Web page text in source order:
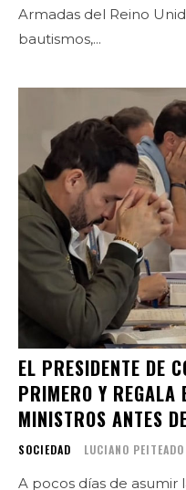
Armadas del Reino
bautismos,...
EL PRESIDENTE DE
PRIMERO Y
MINISTROS ANTES
SOCIEDAD LUCIANO PEITEADO
A pocos días de asumir